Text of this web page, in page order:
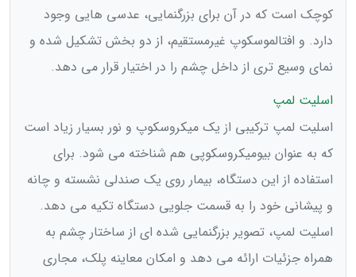
کوچک است که در آن برای بزرگنمایی، عدسی هایی وجود
دارد. و افتالموسکوپ غیرمستقیم، از دو بخش تشکیل شده و
نمای وسیع تری از داخل چشم را در اختیار قرار می دهد.
اسلیت لمپ
اسلیت لمپ ترکیبی از یک میکروسکوپ و نور بسیار زیاد است
که به عنوان بیومیکروسکوپی هم شناخته می شود. برای
استفاده از این دستگاه، بیمار روی یک صندلی نشسته و چانه
و پیشانی خود را به قسمت جلویی دستگاه تکیه می دهد.
اسلیت لمپ، تصویر بزرگنمایی شده ای از ساختار چشم به
همراه جزئیات ارائه می دهد و امکان معاینه پلک، مجاری